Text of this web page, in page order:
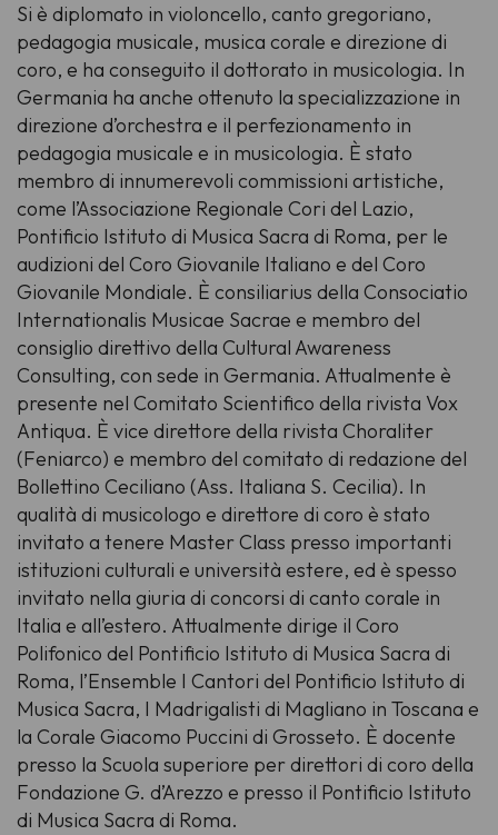
Si è diplomato in violoncello, canto gregoriano,
pedagogia musicale, musica corale e direzione di
coro, e ha conseguito il dottorato in musicologia. In
Germania ha anche ottenuto la specializzazione in
direzione d’orchestra e il perfezionamento in
pedagogia musicale e in musicologia. È stato
membro di innumerevoli commissioni artistiche,
come l’Associazione Regionale Cori del Lazio,
Pontificio Istituto di Musica Sacra di Roma, per le
audizioni del Coro Giovanile Italiano e del Coro
Giovanile Mondiale. È consiliarius della Consociatio
Internationalis Musicae Sacrae e membro del
consiglio direttivo della Cultural Awareness
Consulting, con sede in Germania. Attualmente è
presente nel Comitato Scientifico della rivista Vox
Antiqua. È vice direttore della rivista Choraliter
(Feniarco) e membro del comitato di redazione del
Bollettino Ceciliano (Ass. Italiana S. Cecilia). In
qualità di musicologo e direttore di coro è stato
invitato a tenere Master Class presso importanti
istituzioni culturali e università estere, ed è spesso
invitato nella giuria di concorsi di canto corale in
Italia e all’estero. Attualmente dirige il Coro
Polifonico del Pontificio Istituto di Musica Sacra di
Roma, l’Ensemble I Cantori del Pontificio Istituto di
Musica Sacra, I Madrigalisti di Magliano in Toscana e
la Corale Giacomo Puccini di Grosseto. È docente
presso la Scuola superiore per direttori di coro della
Fondazione G. d’Arezzo e presso il Pontificio Istituto
di Musica Sacra di Roma.